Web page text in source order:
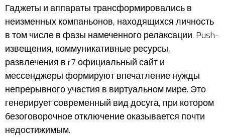
Гаджеты и аппараты трансформировались в
неизменных компаньонов, находящихся личность
в том числе в фазы намеченного релаксации. Push-
извещения, коммуникативные ресурсы,
развлечения вr7 официальный сайти
мессенджеры формируют впечатление нужды
непрерывного участия в виртуальном мире. Это
генерирует современный вид досуга, при котором
безоговорочное отключение оказывается почти
недостижимым.